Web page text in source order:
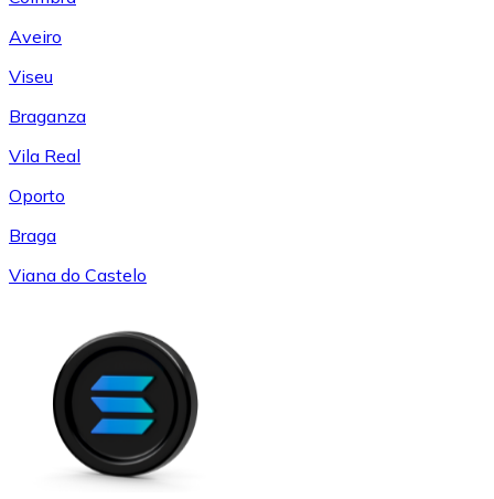
Aveiro
Viseu
Braganza
Vila Real
Oporto
Braga
Viana do Castelo